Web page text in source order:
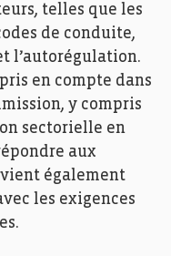
telles que les
de conduite,
l’autorégulation.
en compte dans
y compris
sectorielle en
aux
également
les exigences